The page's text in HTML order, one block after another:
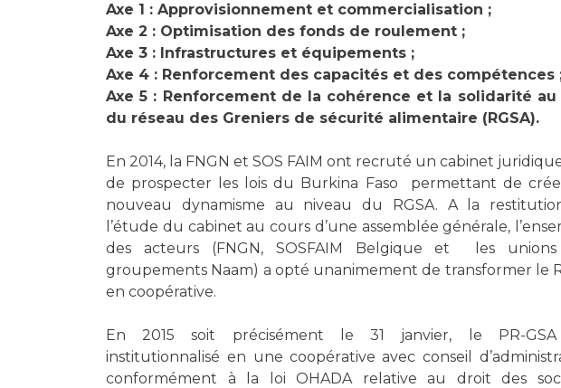
Axe 1 : Approvisionnement et commercialisation ;
Axe 2 : Optimisation des fonds de roulement ;
Axe 3 : Infrastructures et équipements ;
Axe 4 : Renforcement des capacités et des compétences
Axe 5 : Renforcement de la cohérence et la solidarité au
du réseau des Greniers de sécurité alimentaire (RGSA).
En 2014, la FNGN et SOS FAIM ont recruté un cabinet
de prospecter les lois du Burkina Faso permettant de
nouveau dynamisme au niveau du RGSA. A la
l’étude du cabinet au cours d’une assemblée générale,
des acteurs (FNGN, SOSFAIM Belgique et les
groupements Naam) a opté unanimement de transformer le
en coopérative.
En 2015 soit précisément le 31 janvier, le PR-
institutionnalisé en une coopérative avec conseil
conformément à la loi OHADA relative au droit des